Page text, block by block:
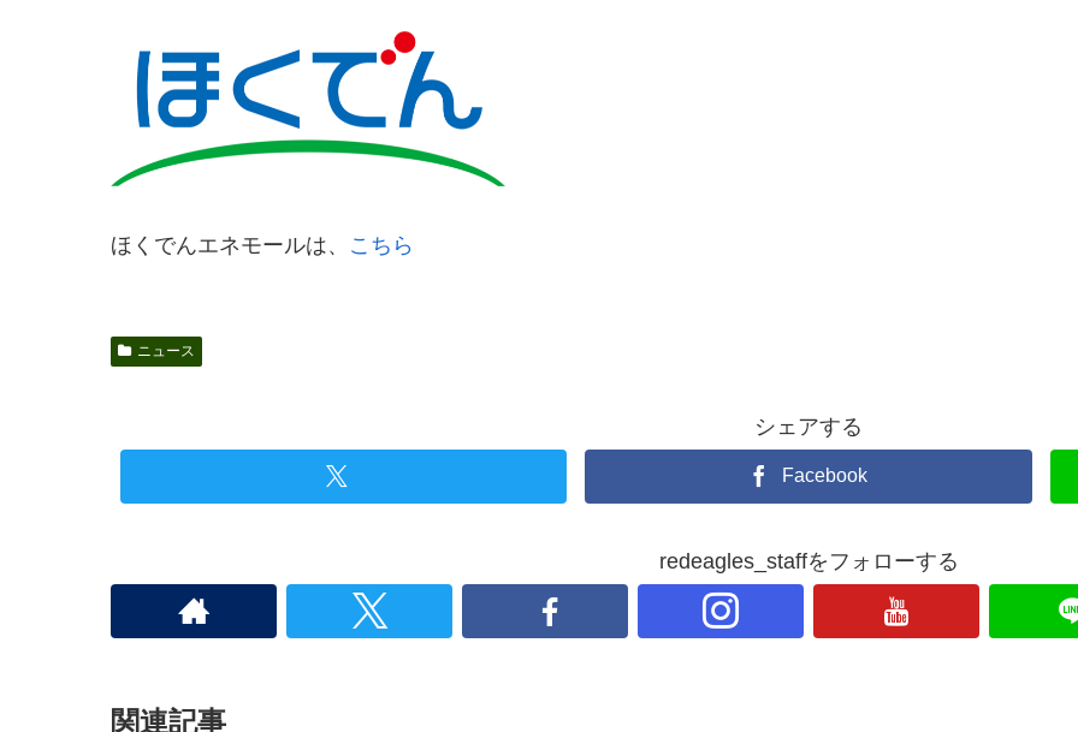
ほくでんエネモールは、 こちら
ニュース
シェアする
Facebook
redeagles_staffをフォローする
関連記事